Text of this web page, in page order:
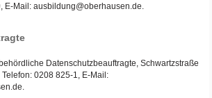
E-Mail: ausbildung@oberhausen.de.
Datenschutzbeauftragte, Schwartzstraße
0208 825-1, E-Mail: